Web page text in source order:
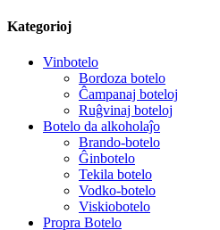
Kategorioj
Vinbotelo
Bordoza botelo
Ĉampanaj boteloj
Ruĝvinaj boteloj
Botelo da alkoholaĵo
Brando-botelo
Ĝinbotelo
Tekila botelo
Vodko-botelo
Viskiobotelo
Propra Botelo